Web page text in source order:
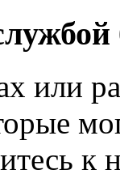
или
к